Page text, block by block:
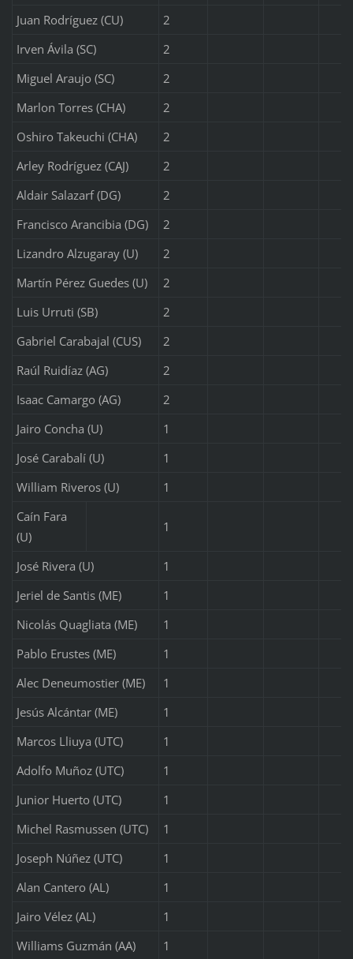
Juan Rodríguez (CU)
2
Irven Ávila (SC)
2
Miguel Araujo (SC)
2
Marlon Torres (CHA)
2
Oshiro Takeuchi (CHA)
2
Arley Rodríguez (CAJ)
2
Aldair Salazarf (DG)
2
Francisco Arancibia (DG)
2
Lizandro Alzugaray (U)
2
Martín Pérez Guedes (U)
2
Luis Urruti (SB)
2
Gabriel Carabajal (CUS)
2
Raúl Ruidíaz (AG)
2
Isaac Camargo (AG)
2
Jairo Concha (U)
1
José Carabalí (U)
1
William Riveros (U)
1
Caín Fara
(U)
1
José Rivera (U)
1
Jeriel de Santis (ME)
1
Nicolás Quagliata (ME)
1
Pablo Erustes (ME)
1
Alec Deneumostier (ME)
1
Jesús Alcántar (ME)
1
Marcos Lliuya (UTC)
1
Adolfo Muñoz (UTC)
1
Junior Huerto (UTC)
1
Michel Rasmussen (UTC)
1
Joseph Núñez (UTC)
1
Alan Cantero (AL)
1
Jairo Vélez (AL)
1
Williams Guzmán (AA)
1